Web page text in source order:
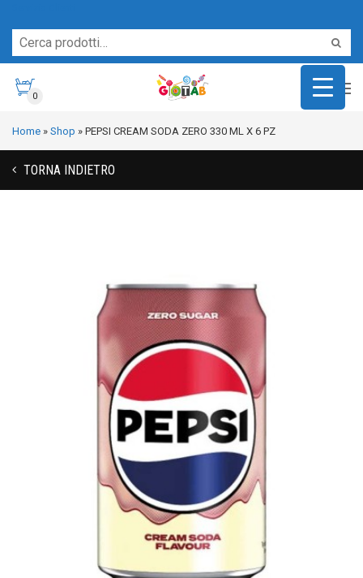
0
Home » Shop » PEPSI CREAM SODA ZERO 330 ML X 6 PZ
TORNA INDIETRO